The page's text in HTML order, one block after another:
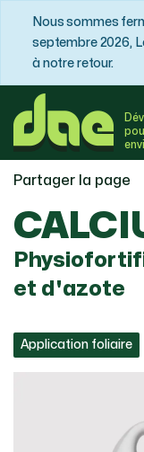
Nous sommes
septembre 2026,
à notre retour.
DAE France
CALCIUM 20
Partager la page
et d'azote
Application foliaire